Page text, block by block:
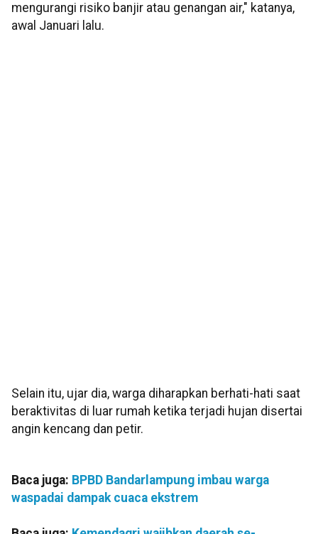
mengurangi risiko banjir atau genangan air," katanya,
awal Januari lalu.
Selain itu, ujar dia, warga diharapkan berhati-hati saat
beraktivitas di luar rumah ketika terjadi hujan disertai
angin kencang dan petir.
Baca juga: BPBD Bandarlampung imbau warga
waspadai dampak cuaca ekstrem